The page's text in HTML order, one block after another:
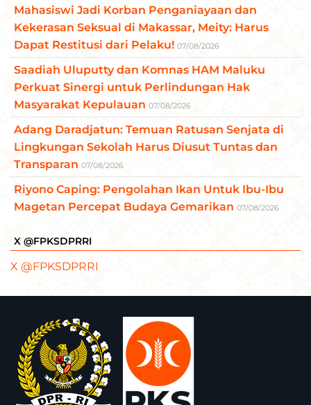
Mahasiswi Jadi Korban Penganiayaan dan
Kekerasan Seksual di Makassar, Meity: Harus
Dapat Restitusi dari Pelaku! 07/08/2026
Saadiah Uluputty dan Komnas HAM Maluku
Perkuat Sinergi untuk Perlindungan Hak
Masyarakat Kepulauan 07/08/2026
Adang Daradjatun: Temuan Ratusan Senjata di
Lingkungan Sekolah Harus Diusut Tuntas dan
Transparan 07/08/2026
Riyono Caping: Pengolahan Ikan Untuk Ibu-Ibu
Magetan Percepat Budaya Gemarikan 07/08/2026
X @FPKSDPRRI
X @FPKSDPRRI